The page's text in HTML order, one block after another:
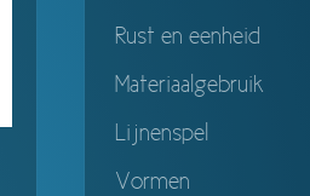
Rust en eenheid
Materiaalgebruik
Lijnenspel
Vormen